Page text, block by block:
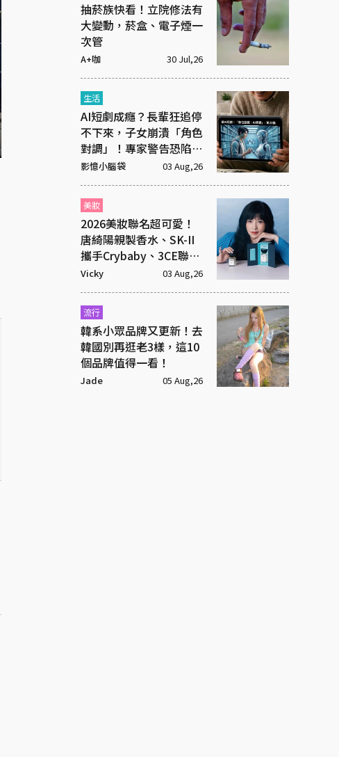
抽菸族快看！立院修法有
大變動，菸盒、電子煙一
次管
A+咖 30 Jul,26
生活
AI短劇成癮？長輩狂追停
不下來，子女崩潰「角色
對調」！專家警告恐陷腦
腐
影憶小腦袋 03 Aug,26
美妝
2026美妝聯名超可愛！
唐綺陽親製香水、SK-II
攜手Crybaby、3CE聯名
超潮飾品
Vicky 03 Aug,26
流行
韓系小眾品牌又更新！去
韓國別再逛老3樣，這10
個品牌值得一看！
Jade 05 Aug,26